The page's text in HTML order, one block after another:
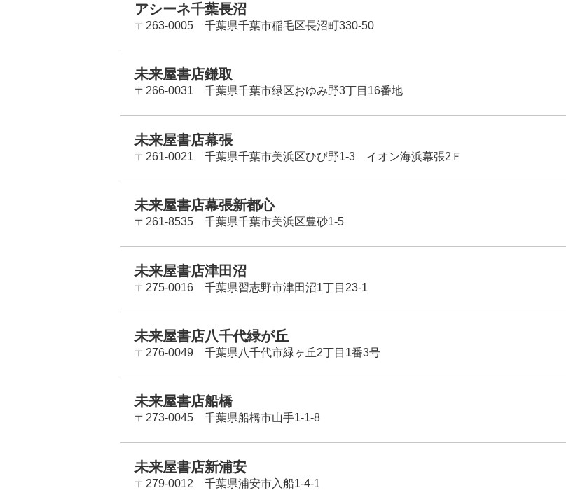
アシーネ千葉長沼
〒263-0005 千葉県千葉市稲毛区長沼町330-50
未来屋書店鎌取
〒266-0031 千葉県千葉市緑区おゆみ野3丁目16番地
未来屋書店幕張
〒261-0021 千葉県千葉市美浜区ひび野1-3 イオン海浜幕張2Ｆ
未来屋書店幕張新都心
〒261-8535 千葉県千葉市美浜区豊砂1-5
未来屋書店津田沼
〒275-0016 千葉県習志野市津田沼1丁目23-1
未来屋書店八千代緑が丘
〒276-0049 千葉県八千代市緑ヶ丘2丁目1番3号
未来屋書店船橋
〒273-0045 千葉県船橋市山手1-1-8
未来屋書店新浦安
〒279-0012 千葉県浦安市入船1-4-1